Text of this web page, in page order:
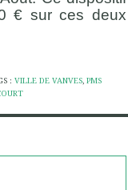
€ sur ces deux
:VILLE DE VANVES,PMS